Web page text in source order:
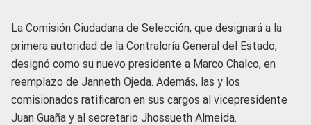
La Comisión Ciudadana de Selección, que designará a la
primera autoridad de la Contraloría General del Estado,
designó como su nuevo presidente a Marco Chalco, en
reemplazo de Janneth Ojeda. Además, las y los
comisionados ratificaron en sus cargos al vicepresidente
Juan Guaña y al secretario Jhossueth Almeida.